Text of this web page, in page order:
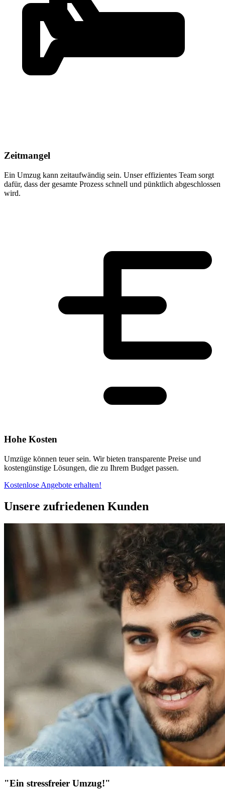
Zeitmangel
Ein Umzug kann zeitaufwändig sein. Unser effizientes Team sorgt
dafür, dass der gesamte Prozess schnell und pünktlich abgeschlossen
wird.
Hohe Kosten
Umzüge können teuer sein. Wir bieten transparente Preise und
kostengünstige Lösungen, die zu Ihrem Budget passen.
Kostenlose Angebote erhalten!
Unsere zufriedenen Kunden
"Ein stressfreier Umzug!"